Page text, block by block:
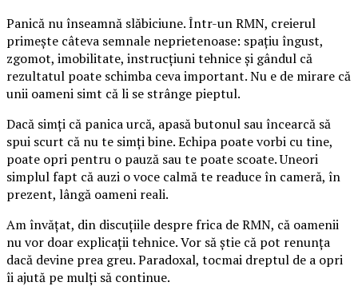
Panică nu înseamnă slăbiciune. Într-un RMN, creierul
primește câteva semnale neprietenoase: spațiu îngust,
zgomot, imobilitate, instrucțiuni tehnice și gândul că
rezultatul poate schimba ceva important. Nu e de mirare că
unii oameni simt că li se strânge pieptul.
Dacă simți că panica urcă, apasă butonul sau încearcă să
spui scurt că nu te simți bine. Echipa poate vorbi cu tine,
poate opri pentru o pauză sau te poate scoate. Uneori
simplul fapt că auzi o voce calmă te readuce în cameră, în
prezent, lângă oameni reali.
Am învățat, din discuțiile despre frica de RMN, că oamenii
nu vor doar explicații tehnice. Vor să știe că pot renunța
dacă devine prea greu. Paradoxal, tocmai dreptul de a opri
îi ajută pe mulți să continue.